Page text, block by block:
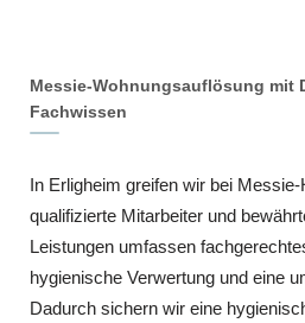
Messie-Wohnungsauflösung mit
Fachwissen
In Erligheim greifen wir bei
qualifizierte Mitarbeiter und
Leistungen umfassen
hygienische Verwertung und eine
Dadurch sichern wir eine